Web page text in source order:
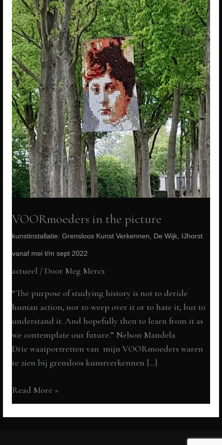
VOORmoeders in the picture
kunstinstallatie: Grensloos Kunst Verkennen, De Wijk, IJhorst
vanaf mei t/m sept 2022
actueel / Door Meg Mercx
“The purpose of studying history is not to deride
human action, nor to weep over it or to hate it, but to
understand it. And hopefully then to learn from it as
we contemplate our future.” Nelson Mandela
Drie waaiportretten van mijn VOORmoeders waren
te zien bij grensloos kunstverkennen […]
VOORmoeders
in
the
Read More »